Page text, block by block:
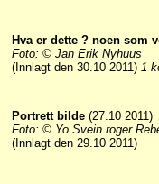
Hva er dette ? noen som
Foto: © Jan Erik Nyhuus
(Innlagt den 30.10 2011) 1
Portrett bilde (27.10 2011)
Foto: © Yo Svein roger
(Innlagt den 29.10 2011)